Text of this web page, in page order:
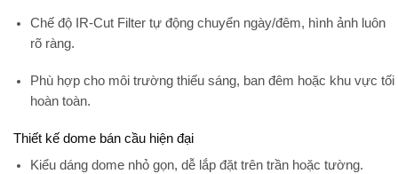
Chế độ IR-Cut Filtertự động chuyển ngày/đêm, hình ảnh luôn
rõ ràng.
Phù hợp cho môi trường thiếu sáng, ban đêm hoặc khu vực tối
hoàn toàn.
Thiết kế dome bán cầu hiện đại
Kiểu dáng dome nhỏ gọn, dễ lắp đặt trên trần hoặc tường.